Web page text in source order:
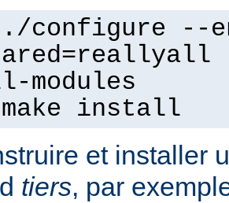
configure --
modules
install
et installer
tiers, par